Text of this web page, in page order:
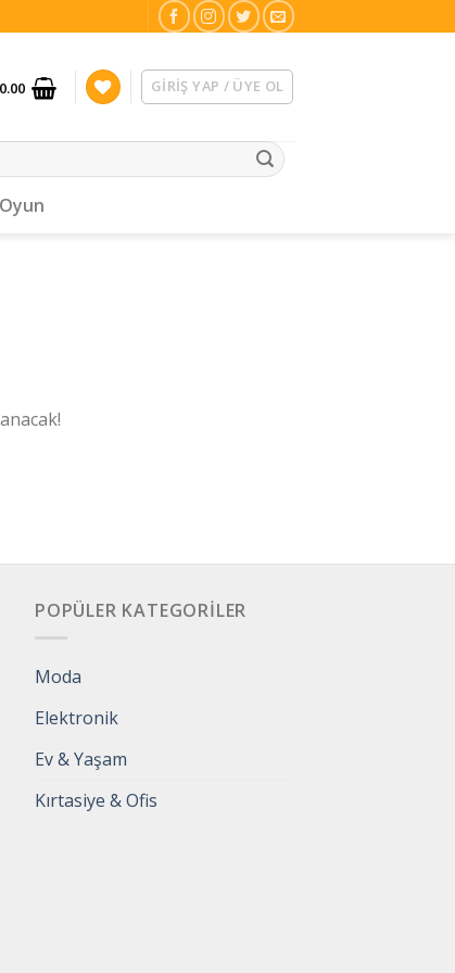
GIRIŞ YAP / ÜYE OL
POPÜLER KATEGORILER
Moda
Elektronik
Ev & Yaşam
Kırtasiye & Ofis